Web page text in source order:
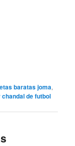
baratas joma,
de futbol